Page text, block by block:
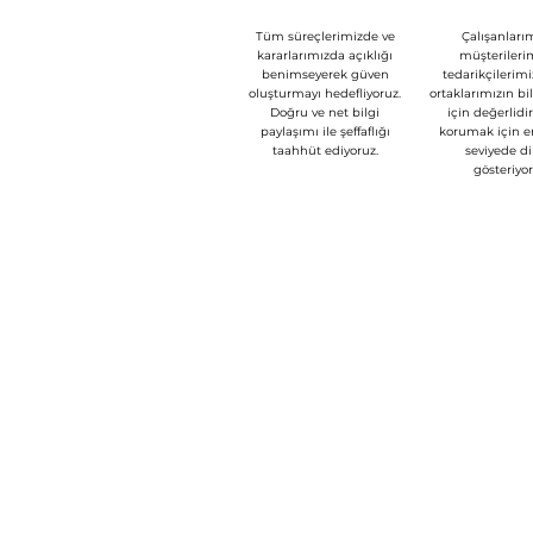
Tüm süreçlerimizde ve
kararlarımızda açıklığı
benimseyerek güven
oluşturmayı hedefliyoruz.
Doğru ve net bilgi
paylaşımı ile şeffaflığı
taahhüt ediyoruz.
ortaklarımızın
için
korumak için
seviyede